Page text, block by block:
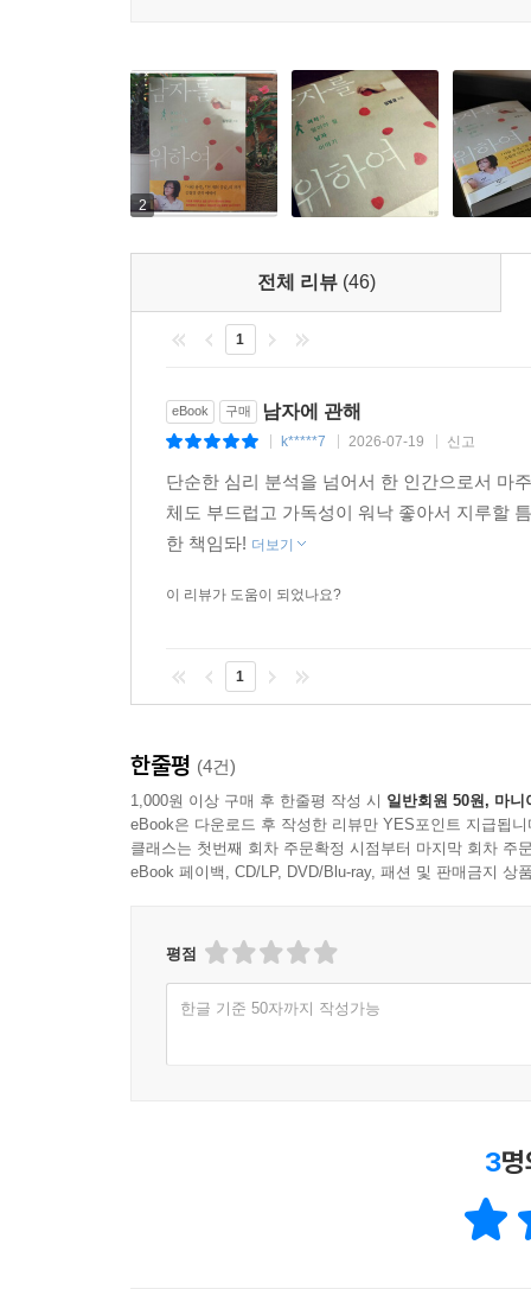
2부 ‘남자의 열정 사용법’은 남자들이 생의 에
남자에게 투여하지만, 내면의 감정을 겉으로 드러
투자하기를 즐기는 것. 또한 남성들에게 모든 감
고찰도 흥미롭다.
지키는 남자들의 방어기제들에 대해서도 살펴본다.
4부 ‘남자의 삶과 변화’는 앞에서 다룬 내용을
의문을 함께 고민하며, 여성이 주도해나가는 남
책에는 문학작품이나 신화 속에 등장하는 남자
저자는 이러한 다양한 사례와 참고서적들을 적
날카롭게 들여다본다. 이를 통해 저자는 남녀
자신이 누구인지 이해하고 어떻게 살아야 할지를
책 곳곳에 배어 있는 저자의 따뜻한 통찰은 여성
김부장님, 경비 아저씨의 마음속에 숨겨진 이
서로에 대한 과도한 기대와 의존성을 버리고 서로
남녀가 사이좋게 지내는 방법이 하나 있다면 각자
각자 어른이 되어야 한다. 그래야 내면의 불편이
바로 문제의 핵심이었음을 알아차리는 것이다.
도무지 알 수 없는 그대 이름은, 남자
김형경의 신작 에세이 『남자를 위하여』 출간을
인터파크 도서)과 교보문고(영등포점, 종로점,
사례는 책의 곳곳에서 만날 수 있다.) 남자라면 한
2. 수천번 얘기해도 양말 뒤집어 벗어놓는 남자
3. 여친이랑 길 걸으면서 오만 여자 다 스캔하는 남
2
전체 리뷰 (46)
1
eBook 구매 남자에 관해
k*****7 2026-07-19 신고
단순한 심리 분석을 넘어서 한 인간으로서 마
체도 부드럽고 가독성이 워낙 좋아서 지루할
한 책임돠! 더보기
이 리뷰가 도움이 되었나요?
1
한줄평 (4건)
1,000원 이상 구매 후 한줄평 작성 시 일반회원 50원, 마니
eBook은 다운로드 후 작성한 리뷰만 YES포인트 지급됩니
클래스는 첫번째 회차 주문확정 시점부터 마지막 회차 주
eBook 페이백, CD/LP, DVD/Blu-ray, 패션 및 판매금지 상
평점
한글 기준 50자까지 작성가능
3